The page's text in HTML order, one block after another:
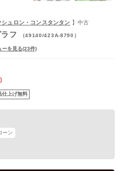
ュロン・コンスタンタン 】中古
フ （49140/423A-8790）
ーを見る(23件)
仕上げ無料
ーン